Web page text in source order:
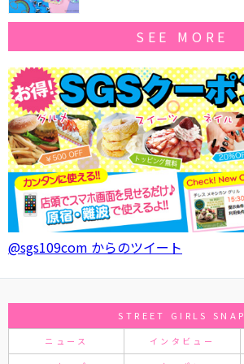
SEE MORE
@sgs109com からのツイート
STREET GIRLS SNAP
ニュース インタビュー